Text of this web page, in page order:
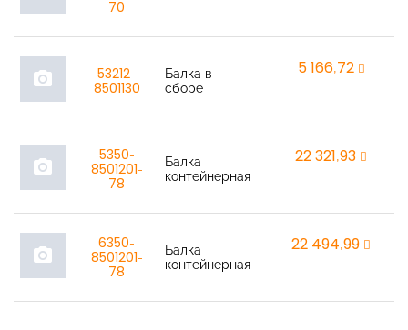
70
photo_camera
53212-
8501130
Балка в
сборе
5 166,72
photo_camera
5350-
8501201-
78
Балка
контейнерная
22 321,93
photo_camera
6350-
8501201-
78
Балка
контейнерная
22 494,99